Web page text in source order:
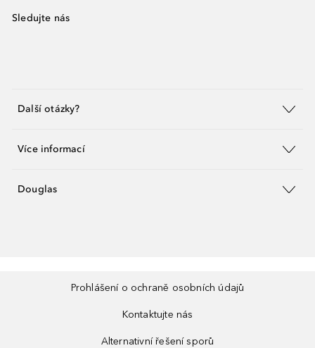
Sledujte nás
Další otázky?
Více informací
Douglas
Prohlášení o ochraně osobních údajů
Kontaktujte nás
Alternativní řešení sporů